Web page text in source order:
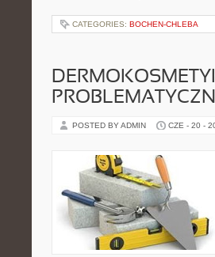
CATEGORIES: BOCHEN-CHLEBA
POSTED BY ADMIN CZE - 20 -